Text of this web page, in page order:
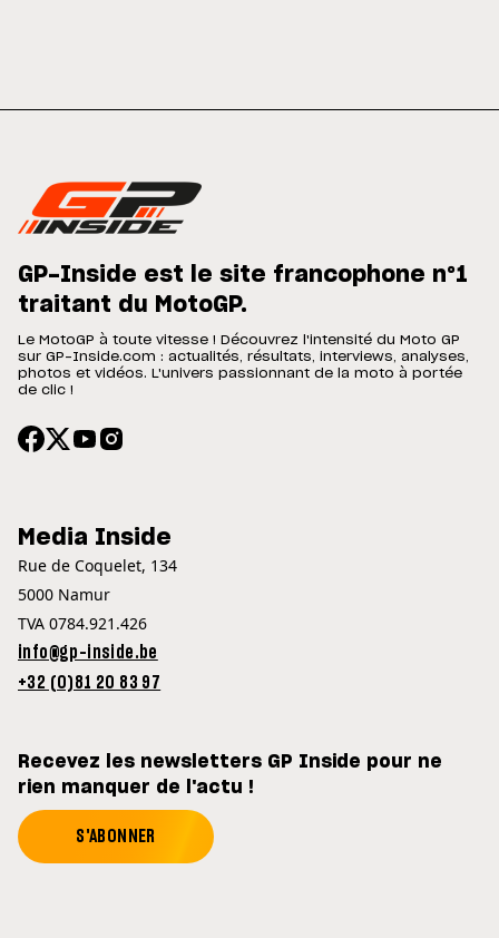
GP-Inside est le site francophone n°1
traitant du MotoGP.
Le MotoGP à toute vitesse ! Découvrez l'intensité du Moto GP
sur GP-Inside.com : actualités, résultats, interviews, analyses,
photos et vidéos. L'univers passionnant de la moto à portée
de clic !
Media Inside
Rue de Coquelet, 134
5000 Namur
TVA 0784.921.426
info@gp-inside.be
+32 (0)81 20 83 97
Recevez les newsletters GP Inside pour ne
rien manquer de l'actu !
S'ABONNER